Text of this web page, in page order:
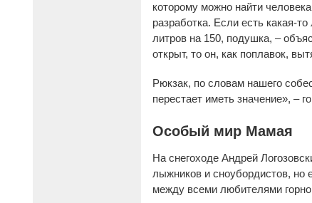
которому можно найти
разработка. Если есть какая-
литров на 150, подушка, –
открыт, то он, как поплавок,
Рюкзак, по словам нашего
перестает иметь значение», –
Особый мир Мамая
На снегоходе Андрей
лыжников и сноубордистов, но
между всеми любителями